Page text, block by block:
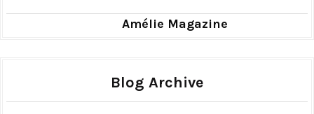
Amélie Magazine
Blog Archive